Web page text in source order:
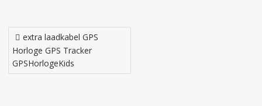
Bericht
navigatie
extra laadkabel GPS
Horloge GPS Tracker
GPSHorlogeKids